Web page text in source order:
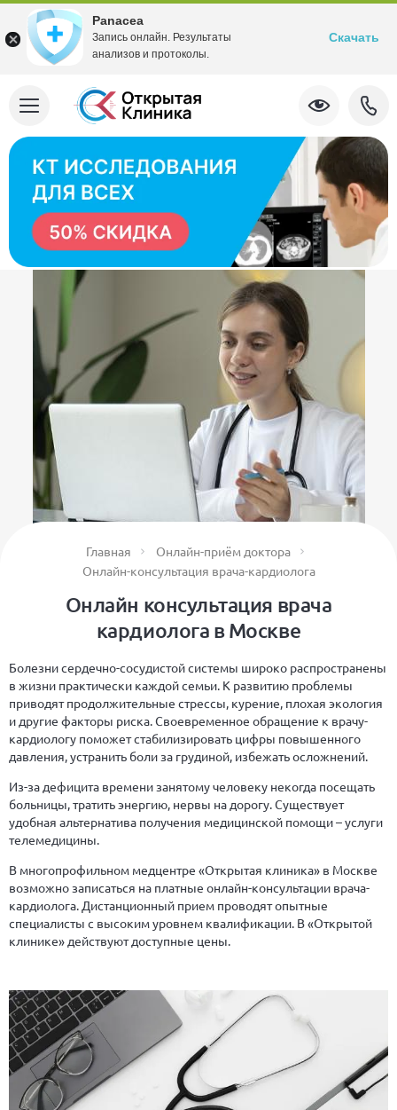
Главная
Онлайн-приём доктора
Онлайн-консультация врача-кардиолога
Онлайн консультация врача
кардиолога в Москве
Болезни сердечно-сосудистой системы широко распространены
в жизни практически каждой семьи. К развитию проблемы
приводят продолжительные стрессы, курение, плохая экология
и другие факторы риска. Своевременное обращение к врачу-
кардиологу поможет стабилизировать цифры повышенного
давления, устранить боли за грудиной, избежать осложнений.
Из-за дефицита времени занятому человеку некогда посещать
больницы, тратить энергию, нервы на дорогу. Существует
удобная альтернатива получения медицинской помощи – услуги
телемедицины.
В многопрофильном медцентре «Открытая клиника» в Москве
возможно записаться на платные онлайн-консультации врача-
кардиолога. Дистанционный прием проводят опытные
специалисты с высоким уровнем квалификации. В «Открытой
клинике» действуют доступные цены.
Panacea
Запись онлайн. Результаты
анализов и протоколы.
Скачать